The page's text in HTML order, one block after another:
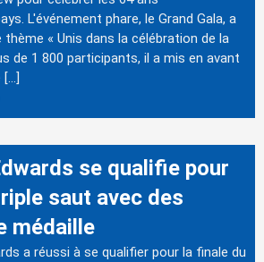
L'événement phare, le Grand Gala, a
« Unis dans la célébration de la
de 1 800 participants, il a mis en avant
[…]
se qualifie pour
saut avec des
médaille
a réussi à se qualifier pour la finale du